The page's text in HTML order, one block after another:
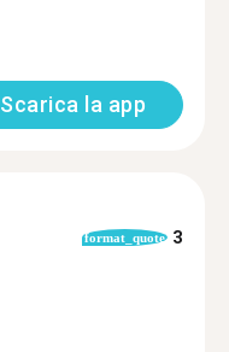
Scarica la app
format_quote 3